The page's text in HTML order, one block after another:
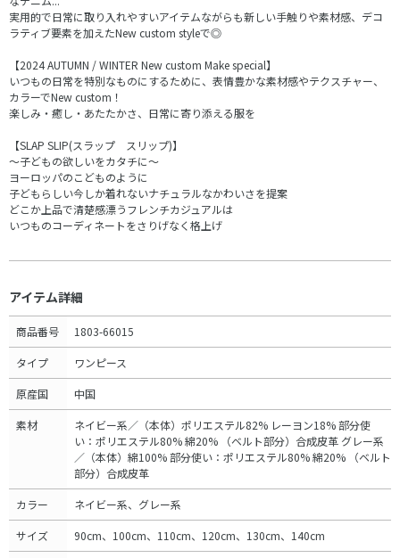
実用的で日常に取り入れやすいアイテムながらも新しい手触りや素材感、デコ
ラティブ要素を加えたNew custom styleで◎
【2024 AUTUMN / WINTER New custom Make special】
いつもの日常を特別なものにするために、表情豊かな素材感やテクスチャー、
カラーでNew custom！
楽しみ・癒し・あたたかさ、日常に寄り添える服を
【SLAP SLIP(スラップ スリップ)】
～子どもの欲しいをカタチに～
ヨーロッパのこどものように
子どもらしい今しか着れないナチュラルなかわいさを提案
どこか上品で清楚感漂うフレンチカジュアルは
いつものコーディネートをさりげなく格上げ
アイテム詳細
商品番号 1803-66015
タイプ ワンピース
原産国 中国
素材
ネイビー系／（本体）ポリエステル82% レーヨン18% 部分使
い：ポリエステル80% 綿20% （ベルト部分）合成皮革 グレー系
／（本体）綿100% 部分使い：ポリエステル80% 綿20% （ベルト
部分）合成皮革
カラー ネイビー系、グレー系
サイズ 90cm、100cm、110cm、120cm、130cm、140cm